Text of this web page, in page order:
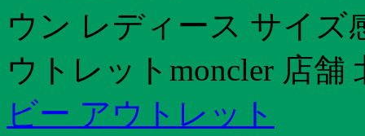
ウン レディース サイズ
ウトレットmoncler 店舗
ビー アウトレット